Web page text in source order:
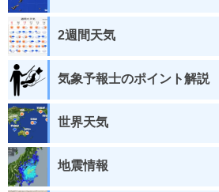
2週間天気
気象予報士のポイント解説
世界天気
地震情報